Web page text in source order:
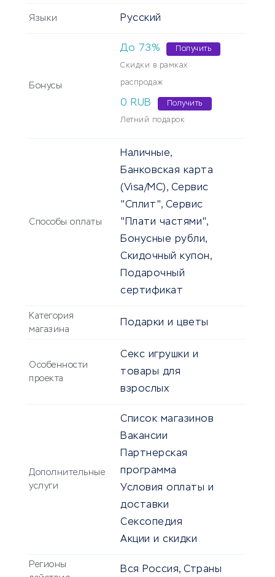
Языки Русский
Бонусы
До 73% Получить
Скидки в рамках
распродаж
0 RUB Получить
Летний подарок
Способы оплаты
Наличные,
Банковская карта
(Visa/MC), Сервис
"Сплит", Сервис
"Плати частями",
Бонусные рубли,
Скидочный купон,
Подарочный
сертификат
Категория
магазина
Подарки и цветы
Особенности
проекта
Секс игрушки и
товары для
взрослых
Дополнительные
услуги
Список магазинов
Вакансии
Партнерская
программа
Условия оплаты и
доставки
Сексопедия
Акции и скидки
Регионы
Вся Россия, Страны